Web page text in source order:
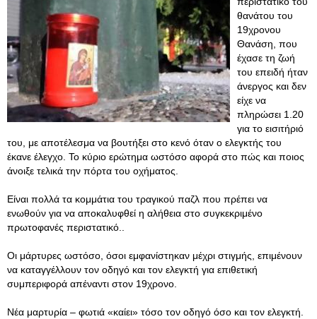
θανάτου του
19χρονου
Θανάση, που
έχασε τη ζωή
του επειδή ήταν
άνεργος και δεν
είχε να
πληρώσει 1.20
για το εισιτήριό
του, με αποτέλεσμα να βουτήξει στο κενό όταν ο ελεγκτής του
έκανε έλεγχο. Το κύριο ερώτημα ωστόσο αφορά στο πώς και ποιος
άνοιξε τελικά την πόρτα του οχήματος.
Είναι πολλά τα κομμάτια του τραγικού παζλ που πρέπει να
ενωθούν για να αποκαλυφθεί η αλήθεια στο συγκεκριμένο
πρωτοφανές περιστατικό..
Οι μάρτυρες ωστόσο, όσοι εμφανίστηκαν μέχρι στιγμής, επιμένουν
να καταγγέλλουν τον οδηγό και τον ελεγκτή για επιθετική
συμπεριφορά απέναντι στον 19χρονο.
Νέα μαρτυρία – φωτιά «καίει» τόσο τον οδηγό όσο και τον ελεγκτή.